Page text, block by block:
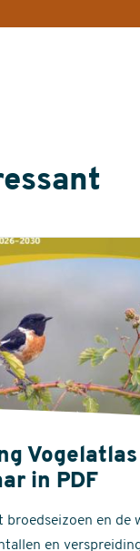
Vogelatlas
in PDF
broedseizoen en de
en